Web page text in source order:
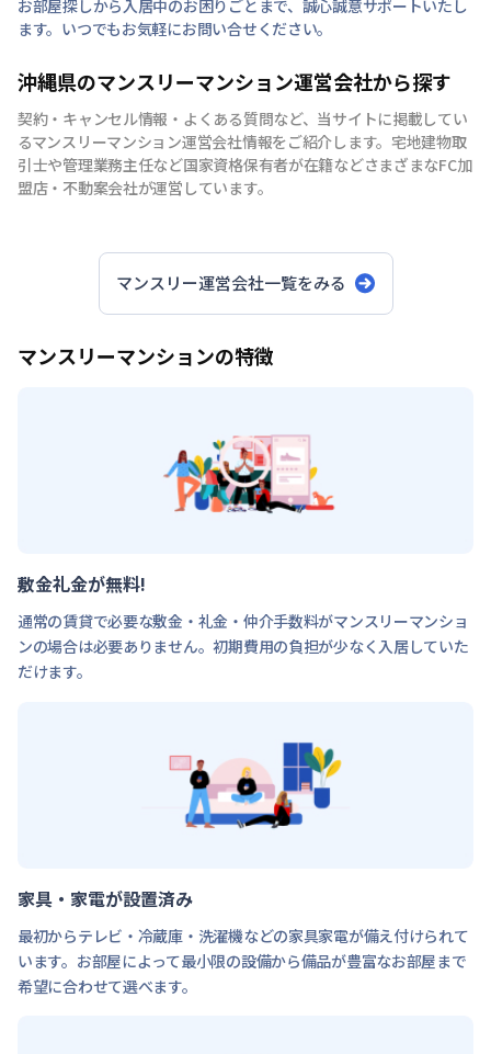
お部屋探しから入居中のお困りごとまで、誠心誠意サポートいたし
ます。いつでもお気軽にお問い合せください。
沖縄県のマンスリーマンション運営会社から探す
契約・キャンセル情報・よくある質問など、当サイトに掲載してい
るマンスリーマンション運営会社情報をご紹介します。宅地建物取
引士や管理業務主任など国家資格保有者が在籍などさまざまなFC加
盟店・不動案会社が運営しています。
マンスリー運営会社一覧をみる
マンスリーマンションの特徴
敷金礼金が無料!
通常の賃貸で必要な敷金・礼金・仲介手数料がマンスリーマンショ
ンの場合は必要ありません。初期費用の負担が少なく入居していた
だけます。
家具・家電が設置済み
最初からテレビ・冷蔵庫・洗濯機などの家具家電が備え付けられて
います。お部屋によって最小限の設備から備品が豊富なお部屋まで
希望に合わせて選べます。